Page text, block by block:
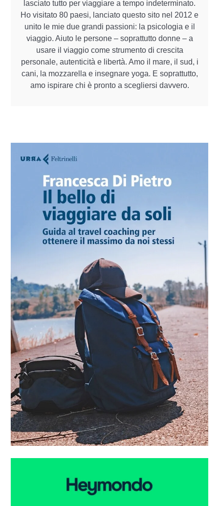
lasciato tutto per viaggiare a tempo indeterminato.
Ho visitato 80 paesi, lanciato questo sito nel 2012 e
unito le mie due grandi passioni: la psicologia e il
viaggio. Aiuto le persone – soprattutto donne – a
usare il viaggio come strumento di crescita
personale, autenticità e libertà. Amo il mare, il sud, i
cani, la mozzarella e insegnare yoga. E soprattutto,
amo ispirare chi è pronto a scegliersi davvero.